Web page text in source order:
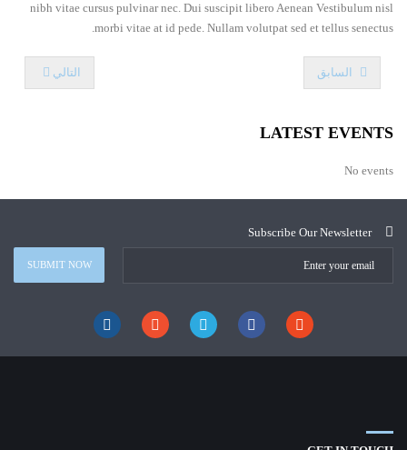
nibh vitae cursus pulvinar nec. Dui suscipit libero Aenean Vestibulum nisl
morbi vitae at id pede. Nullam volutpat sed et tellus senectus.
السابق التالي
LATEST EVENTS
No events
Subscribe Our Newsletter